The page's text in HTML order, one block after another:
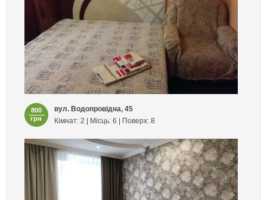
800
грн
вул. Водопровідна, 45
Кімнат: 2 | Місць: 6 | Поверх: 8